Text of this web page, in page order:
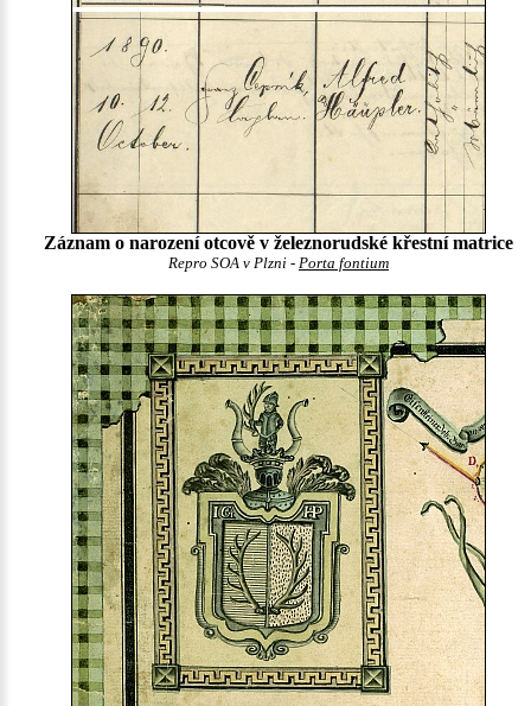
Záznam o narození otcově v železnorudské křestní matrice
Repro SOA v Plzni - Porta fontium